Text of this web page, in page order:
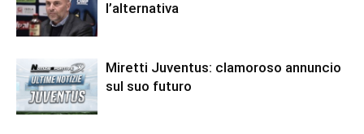
l’alternativa
Miretti Juventus: clamoroso annuncio
sul suo futuro